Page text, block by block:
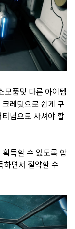
모품및 다른 아이템
레딧으로 쉽게 구
넘으로 사셔야 할
획득할 수 있도록 합
하면서 절약할 수